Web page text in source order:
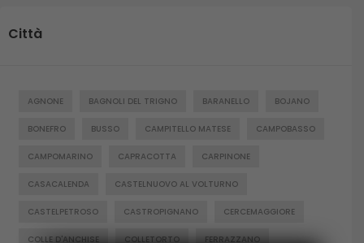
Città
AGNONE BAGNOLI DEL TRIGNO BARANELLO BOJANO
BONEFRO BUSSO CAMPITELLO MATESE CAMPOBASSO
CAMPOMARINO CAPRACOTTA CARPINONE
CASACALENDA CASTELNUOVO AL VOLTURNO
CASTELPETROSO CASTROPIGNANO CERCEMAGGIORE
COLLE D'ANCHISE COLLETORTO FERRAZZANO